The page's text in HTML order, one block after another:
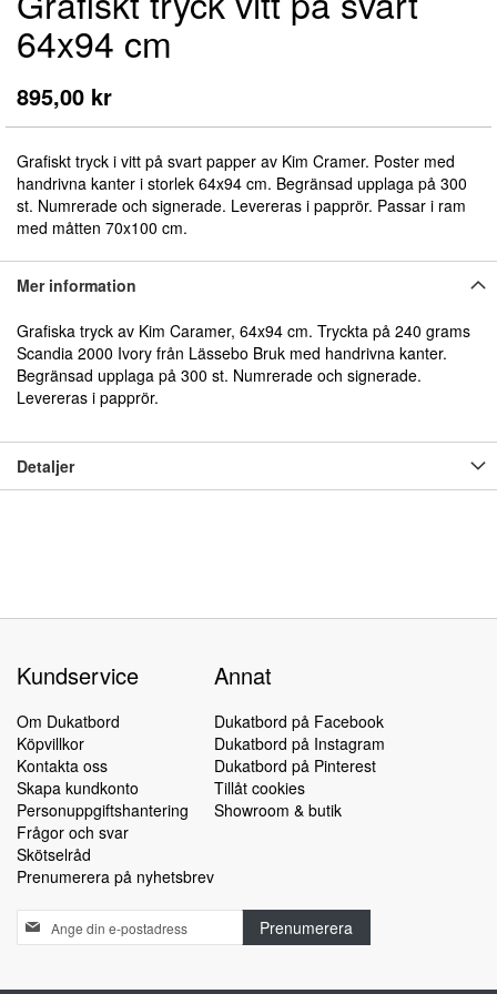
64x94 cm
895,00 kr
Grafiskt tryck i vitt på svart papper av Kim Cramer. Poster med
handrivna kanter i storlek 64x94 cm. Begränsad upplaga på 300
st. Numrerade och signerade. Levereras i papprör. Passar i ram
med måtten 70x100 cm.
av
bildgalleriet
Mer information
Grafiska tryck av Kim Caramer, 64x94 cm. Tryckta på 240 grams
Scandia 2000 Ivory från Lässebo Bruk med handrivna kanter.
Begränsad upplaga på 300 st. Numrerade och signerade.
Levereras i papprör.
Detaljer
Kundservice
Om Dukatbord
Köpvillkor
Kontakta oss
Skapa kundkonto
Personuppgiftshantering
Frågor och svar
Skötselråd
Prenumerera på nyhetsbrev
Annat
Dukatbord på Facebook
Dukatbord på Instagram
Dukatbord på Pinterest
Tillåt cookies
Showroom & butik
Sign
Up
Our
Prenumerera